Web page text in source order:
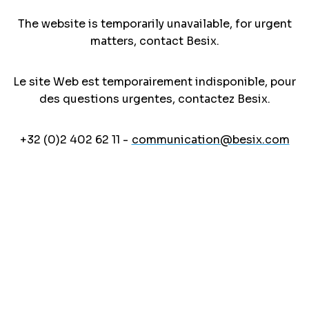
The website is temporarily unavailable, for urgent
matters, contact Besix.
Le site Web est temporairement indisponible, pour
des questions urgentes, contactez Besix.
+32 (0)2 402 62 11 - communication@besix.com